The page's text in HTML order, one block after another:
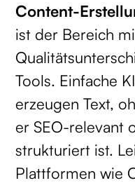
Content-
ist der Bereich
Tools. Einfache
erzeugen Text,
er SEO-relevant
strukturiert ist.
Plattformen wie